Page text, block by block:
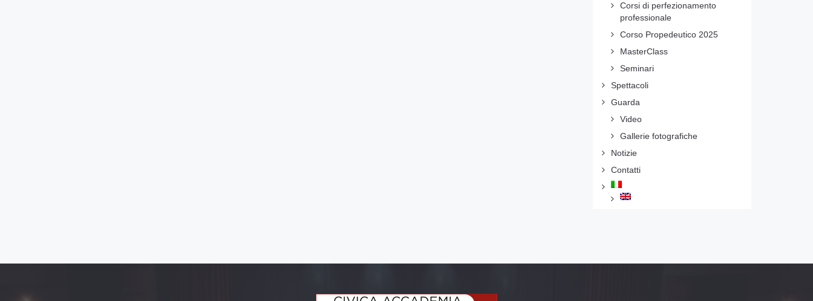
Corsi di perfezionamento
professionale
Corso Propedeutico 2025
MasterClass
Seminari
Spettacoli
Guarda
Video
Gallerie fotografiche
Notizie
Contatti